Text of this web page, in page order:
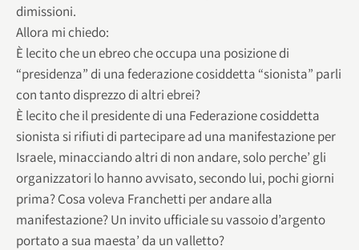
dimissioni.
Allora mi chiedo:
È lecito che un ebreo che occupa una posizione di
“presidenza” di una federazione cosiddetta “sionista” parli
con tanto disprezzo di altri ebrei?
È lecito che il presidente di una Federazione cosiddetta
sionista si rifiuti di partecipare ad una manifestazione per
Israele, minacciando altri di non andare, solo perche’ gli
organizzatori lo hanno avvisato, secondo lui, pochi giorni
prima? Cosa voleva Franchetti per andare alla
manifestazione? Un invito ufficiale su vassoio d’argento
portato a sua maesta’ da un valletto?